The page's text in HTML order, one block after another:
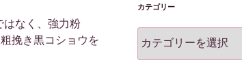
はなく、強力粉
挽き黒コショウを
カテゴリー
テ
ゴ